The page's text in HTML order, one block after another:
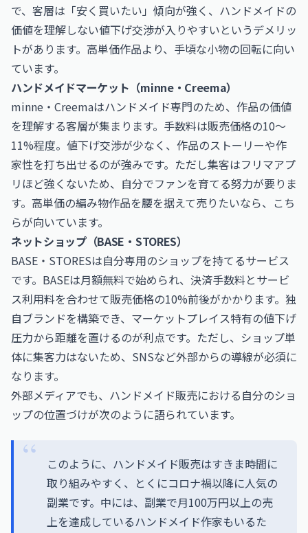
で、客層は「安く買いたい」傾向が強く、ハンドメイドの
価値を理解しない値下げ交渉が入りやすいというデメリッ
トがあります。高単価作品より、手頃な小物の回転に向い
ています。
ハンドメイドマーケット（minne・Creema）
minne・Creemaはハンドメイド専門のため、作品の価値
を理解する客層が集まります。手数料は販売価格の10〜
11%程度。値下げ交渉が少なく、作品のストーリーや作
家性を打ち出せるのが強みです。ただし集客はフリマアプ
リほど強くないため、自分でファンを育てる努力が要りま
す。高単価の編み物作品を腰を据えて売りたいなら、こち
らが向いています。
ネットショップ（BASE・STORES）
BASE・STORESは自分専用のショップを持てるサービス
です。BASEは月額無料で始められ、決済手数料とサービ
ス利用料を合わせて販売価格の10%前後がかかります。独
自ブランドを構築でき、マーケットプレイス特有の値下げ
圧力から距離を置けるのが利点です。ただし、ショップ単
体に集客力はないため、SNSなど外部からの導線が必須に
なります。
外部メディアでも、ハンドメイド販売における自分のショ
ップの位置づけが次のように語られています。
このように、ハンドメイド販売はすきま時間に
取り組みやすく、とくにコロナ禍以降に人気の
副業です。中には、副業で月100万円以上の売
上を達成しているハンドメイド作家もいるた